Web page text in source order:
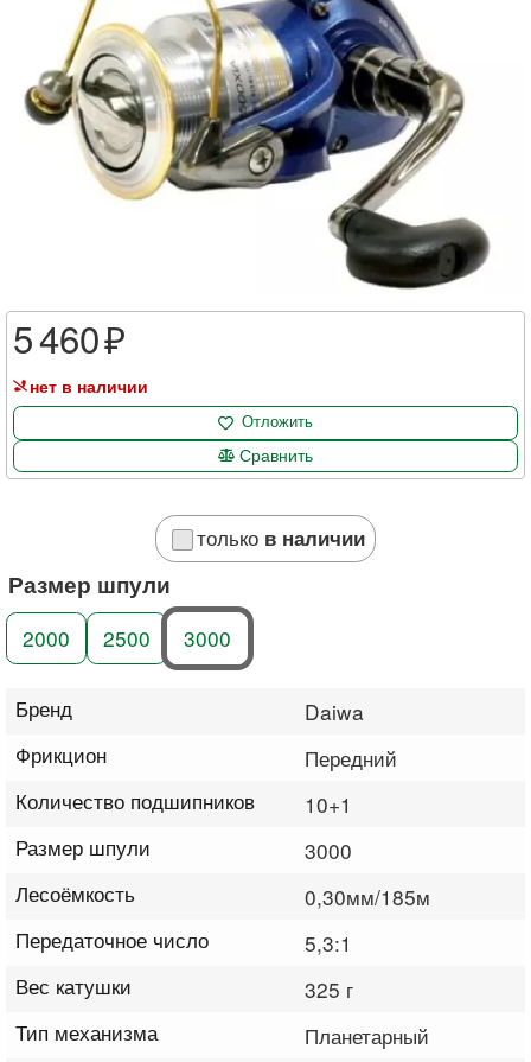
только в наличии
Размер шпули
2000 2500 3000
Бренд
Daiwa
Фрикцион
Передний
Количество подшипников
10+1
Размер шпули
3000
Лесоёмкость
0,30мм/185м
Передаточное число
5,3:1
Вес катушки
325 г
Тип механизма
Планетарный
5 460
нет в наличии
Отложить
Сравнить